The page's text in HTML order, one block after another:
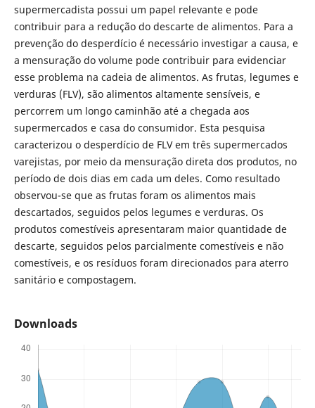
supermercadista possui um papel relevante e pode
contribuir para a redução do descarte de alimentos. Para a
prevenção do desperdício é necessário investigar a causa, e
a mensuração do volume pode contribuir para evidenciar
esse problema na cadeia de alimentos. As frutas, legumes e
verduras (FLV), são alimentos altamente sensíveis, e
percorrem um longo caminhão até a chegada aos
supermercados e casa do consumidor. Esta pesquisa
caracterizou o desperdício de FLV em três supermercados
varejistas, por meio da mensuração direta dos produtos, no
período de dois dias em cada um deles. Como resultado
observou-se que as frutas foram os alimentos mais
descartados, seguidos pelos legumes e verduras. Os
produtos comestíveis apresentaram maior quantidade de
descarte, seguidos pelos parcialmente comestíveis e não
comestíveis, e os resíduos foram direcionados para aterro
sanitário e compostagem.
Downloads